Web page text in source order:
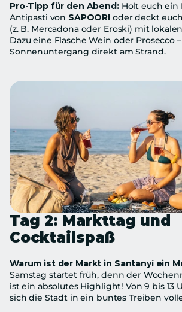
Pro-Tipp für den Abend: Holt euch ein
Antipasti von SAPOORI oder deckt
(z. B. Mercadona oder Eroski) mit
Dazu eine Flasche Wein oder Prosecco
Sonnenuntergang direkt am Strand.
Tag 2: Markttag und
Cocktailspaß
Warum ist der Markt in Santanyí ein
Samstag startet früh, denn der
ist ein absolutes Highlight! Von 9 bis 13
sich die Stadt in ein buntes Treiben